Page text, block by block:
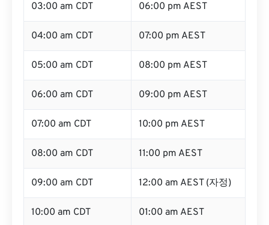
03:00 am CDT 06:00 pm AEST
04:00 am CDT 07:00 pm AEST
05:00 am CDT 08:00 pm AEST
06:00 am CDT 09:00 pm AEST
07:00 am CDT 10:00 pm AEST
08:00 am CDT 11:00 pm AEST
09:00 am CDT 12:00 am AEST (자정)
10:00 am CDT 01:00 am AEST